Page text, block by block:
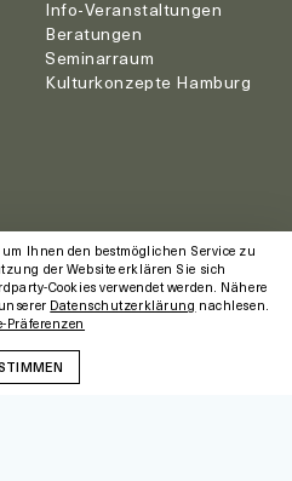
Info-Veranstaltungen
Beratungen
Seminarraum
Kulturkonzepte Hamburg
Institut für Kulturkonzepte
um Ihnen den bestmöglichen Service zu
der Website erklären Sie sich
Cookies verwendet werden. Nähere
Datenschutzerklärung nachlesen.
Präferenzen